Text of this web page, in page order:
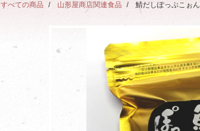
すべての商品 山形屋商店関連食品 鯖だしぽっぷこぉん